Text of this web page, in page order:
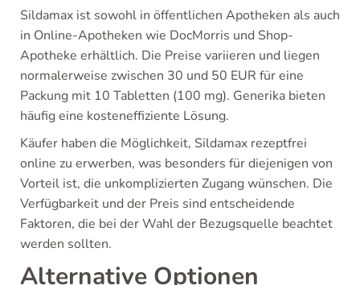
Sildamax ist sowohl in öffentlichen Apotheken als auch
in Online-Apotheken wie DocMorris und Shop-
Apotheke erhältlich. Die Preise variieren und liegen
normalerweise zwischen 30 und 50 EUR für eine
Packung mit 10 Tabletten (100 mg). Generika bieten
häufig eine kosteneffiziente Lösung.
Käufer haben die Möglichkeit, Sildamax rezeptfrei
online zu erwerben, was besonders für diejenigen von
Vorteil ist, die unkomplizierten Zugang wünschen. Die
Verfügbarkeit und der Preis sind entscheidende
Faktoren, die bei der Wahl der Bezugsquelle beachtet
werden sollten.
Alternative Optionen